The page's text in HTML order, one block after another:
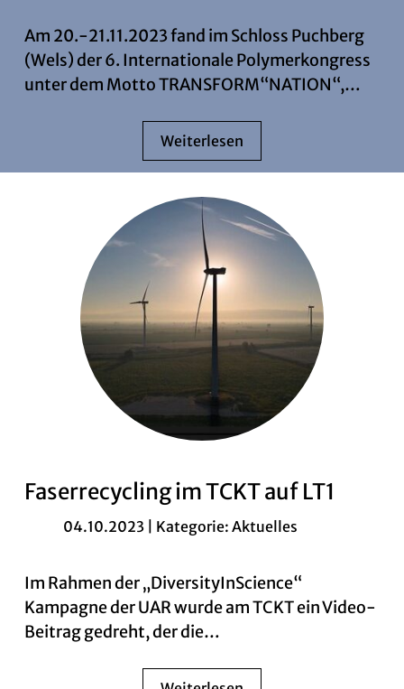
Am 20.-21.11.2023 fand im Schloss Puchberg
(Wels) der 6. Internationale Polymerkongress
unter dem Motto TRANSFORM“NATION“,…
Weiterlesen
Faserrecycling im TCKT auf LT1
04.10.2023 | Kategorie: Aktuelles
Im Rahmen der „DiversityInScience“
Kampagne der UAR wurde am TCKT ein Video-
Beitrag gedreht, der die…